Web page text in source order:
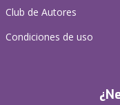
Club de Autores
Condiciones de uso